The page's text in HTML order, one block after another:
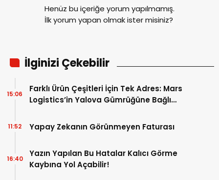
Henüz bu içeriğe yorum yapılmamış.
İlk yorum yapan olmak ister misiniz?
İlginizi Çekebilir
Farklı Ürün Çeşitleri İçin Tek Adres: Mars
Logistics’in Yalova Gümrüğüne Bağlı
15:06
Yapay Zekanın Görünmeyen Faturası
11:52
Yazın Yapılan Bu Hatalar Kalıcı Görme
Kaybına Yol Açabilir!
16:40